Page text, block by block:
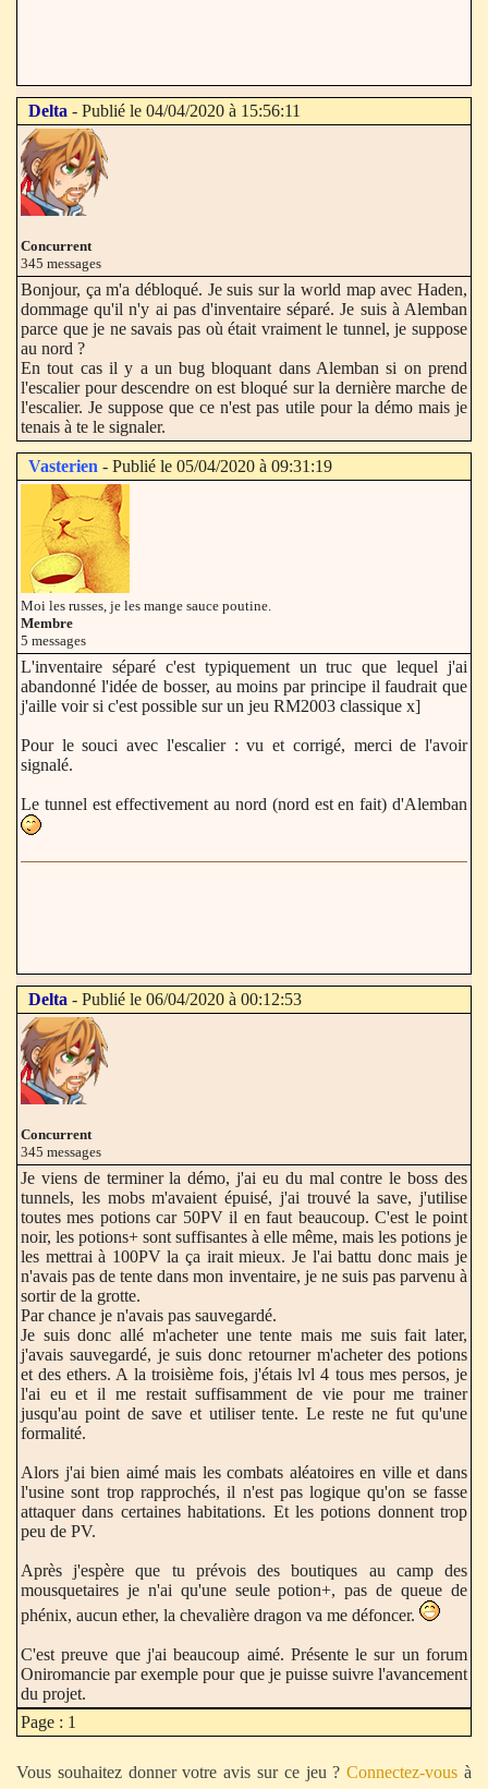
Page : 1
Delta - Publié le 04/04/2020 à 15:56:11
Concurrent
345 messages
Bonjour, ça m'a débloqué. Je suis sur la world map avec Haden,
dommage qu'il n'y ai pas d'inventaire séparé. Je suis à Alemban
parce que je ne savais pas où était vraiment le tunnel, je suppose
au nord ?
En tout cas il y a un bug bloquant dans Alemban si on prend
l'escalier pour descendre on est bloqué sur la dernière marche de
l'escalier. Je suppose que ce n'est pas utile pour la démo mais je
tenais à te le signaler.
Vasterien - Publié le 05/04/2020 à 09:31:19
Moi les russes, je les mange sauce poutine.
Membre
5 messages
L'inventaire séparé c'est typiquement un truc que lequel j'ai
abandonné l'idée de bosser, au moins par principe il faudrait que
j'aille voir si c'est possible sur un jeu RM2003 classique x]
Pour le souci avec l'escalier : vu et corrigé, merci de l'avoir
signalé.
Le tunnel est effectivement au nord (nord est en fait) d'Alemban
Delta - Publié le 06/04/2020 à 00:12:53
Concurrent
345 messages
Je viens de terminer la démo, j'ai eu du mal contre le boss des
tunnels, les mobs m'avaient épuisé, j'ai trouvé la save, j'utilise
toutes mes potions car 50PV il en faut beaucoup. C'est le point
noir, les potions+ sont suffisantes à elle même, mais les potions je
les mettrai à 100PV la ça irait mieux. Je l'ai battu donc mais je
n'avais pas de tente dans mon inventaire, je ne suis pas parvenu à
sortir de la grotte.
Par chance je n'avais pas sauvegardé.
Je suis donc allé m'acheter une tente mais me suis fait later,
j'avais sauvegardé, je suis donc retourner m'acheter des potions
et des ethers. A la troisième fois, j'étais lvl 4 tous mes persos, je
l'ai eu et il me restait suffisamment de vie pour me trainer
jusqu'au point de save et utiliser tente. Le reste ne fut qu'une
formalité.
Alors j'ai bien aimé mais les combats aléatoires en ville et dans
l'usine sont trop rapprochés, il n'est pas logique qu'on se fasse
attaquer dans certaines habitations. Et les potions donnent trop
peu de PV.
Après j'espère que tu prévois des boutiques au camp des
mousquetaires je n'ai qu'une seule potion+, pas de queue de
phénix, aucun ether, la chevalière dragon va me défoncer.
C'est preuve que j'ai beaucoup aimé. Présente le sur un forum
Oniromancie par exemple pour que je puisse suivre l'avancement
du projet.
Vous souhaitez donner votre avis sur ce jeu ?Connectez-vous à